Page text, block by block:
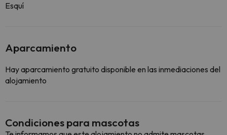
Esquí
Aparcamiento
Hay aparcamiento gratuito disponible en las inmediaciones del
alojamiento
Condiciones para mascotas